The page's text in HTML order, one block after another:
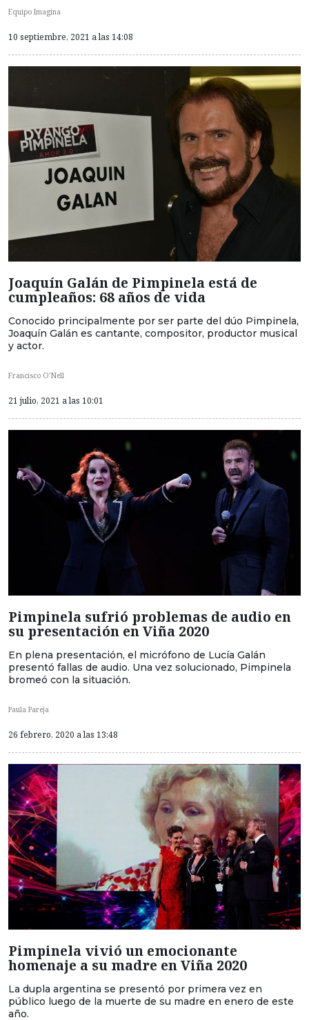
Equipo Imagina
10 septiembre, 2021 a las 14:08
Joaquín Galán de Pimpinela está de
cumpleaños: 68 años de vida
Conocido principalmente por ser parte del dúo Pimpinela,
Joaquín Galán es cantante, compositor, productor musical
y actor.
Francisco O’Nell
21 julio, 2021 a las 10:01
Pimpinela sufrió problemas de audio en
su presentación en Viña 2020
En plena presentación, el micrófono de Lucía Galán
presentó fallas de audio. Una vez solucionado, Pimpinela
bromeó con la situación.
Paula Pareja
26 febrero, 2020 a las 13:48
Pimpinela vivió un emocionante
homenaje a su madre en Viña 2020
La dupla argentina se presentó por primera vez en
público luego de la muerte de su madre en enero de este
año.